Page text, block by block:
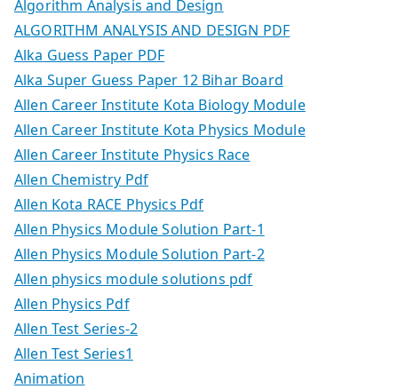
Algorithm Analysis and Design
ALGORITHM ANALYSIS AND DESIGN PDF
Alka Guess Paper PDF
Alka Super Guess Paper 12 Bihar Board
Allen Career Institute Kota Biology Module
Allen Career Institute Kota Physics Module
Allen Career Institute Physics Race
Allen Chemistry Pdf
Allen Kota RACE Physics Pdf
Allen Physics Module Solution Part-1
Allen Physics Module Solution Part-2
Allen physics module solutions pdf
Allen Physics Pdf
Allen Test Series-2
Allen Test Series1
Animation